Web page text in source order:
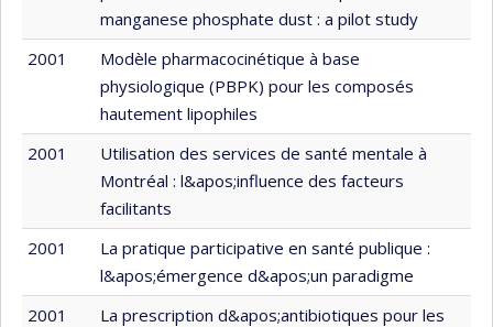
manganese phosphate dust : a pilot study
2001
Modèle pharmacocinétique à base
physiologique (PBPK) pour les composés
hautement lipophiles
2001
Utilisation des services de santé mentale à
Montréal : l&apos;influence des facteurs
facilitants
2001
La pratique participative en santé publique :
l&apos;émergence d&apos;un paradigme
2001
La prescription d&apos;antibiotiques pour les